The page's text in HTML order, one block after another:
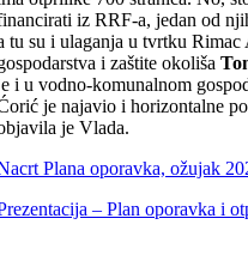
iz RRF-a, jedan od
tu su i ulaganja u tvrtku
i zaštite okoliša
i u vodno-komunalnom
je najavio i horizontalne
je Vlada.
Plana oporavka, ožujak
– Plan oporavka i